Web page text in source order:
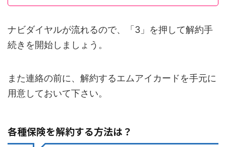
ナビダイヤルが流れるので、「3」を押して解約手
続きを開始しましょう。
また連絡の前に、解約するエムアイカードを手元に
用意しておいて下さい。
各種保険を解約する方法は？